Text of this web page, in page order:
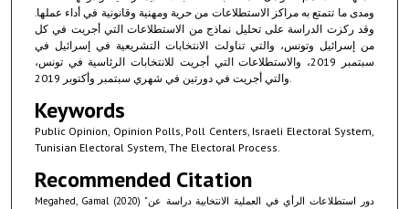
ومدى ما تتمتع به مراكز الاستطلاعات من حرية ومهنية وقانونية في أداء عملها.
وقد ركزت الدراسة على تحليل نماذج من الاستطلاعات التي أجريت في كل
من إسرائيل وتونس، والتي تناولت الانتخابات التشريعية في إسرائيل في
سبتمبر 2019، والاستطلاعات التي أجريت للانتخابات الرئاسية في تونس،
Keywords
Public Opinion, Opinion Polls, Poll Centers, Israeli Electoral System,
Tunisian Electoral System, The Electoral Process.
Recommended Citation
Megahed, Gamal (2020) "دور استطلاعات الرأي في العملية الانتخابية دراسة عن